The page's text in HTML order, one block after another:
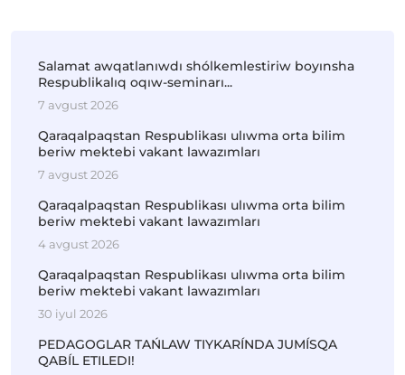
Salamat awqatlanıwdı shólkemlestiriw boyınsha
Respublikalıq oqıw-seminarı...
7 avgust 2026
Qaraqalpaqstan Respublikası ulıwma orta bilim
beriw mektebi vakant lawazımları
7 avgust 2026
Qaraqalpaqstan Respublikası ulıwma orta bilim
beriw mektebi vakant lawazımları
4 avgust 2026
Qaraqalpaqstan Respublikası ulıwma orta bilim
beriw mektebi vakant lawazımları
30 iyul 2026
PEDAGOGLAR TAŃLAW TIYKARÍNDA JUMÍSQA
QABÍL ETILEDI!